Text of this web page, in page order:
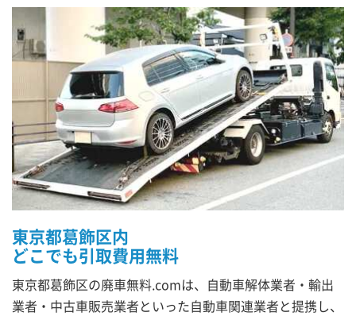
東京都葛飾区内
どこでも引取費用無料
東京都葛飾区の廃車無料.comは、自動車解体業者・輸出
業者・中古車販売業者といった自動車関連業者と提携し、